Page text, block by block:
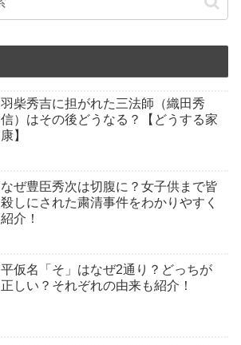
羽柴秀吉に担がれた三法師（織田秀
信）はその後どうなる？【どうする家
康】
なぜ豊臣秀次は切腹に？女子供まで皆
殺しにされた粛清事件をわかりやすく
紹介！
平仮名「そ」はなぜ2通り？どっちが
正しい？それぞれの由来も紹介！